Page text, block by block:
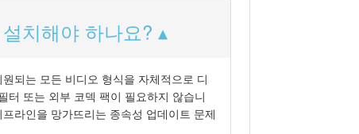
치해야 하나요?
되는 모든 비디오 형식을 자체적으로 디
터 또는 외부 코덱 팩이 필요하지 않습니
라인을 망가뜨리는 종속성 업데이트 문제